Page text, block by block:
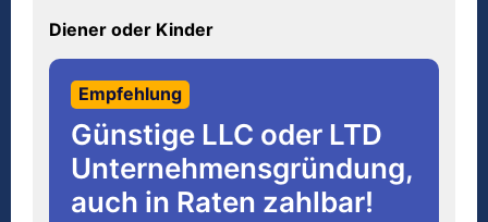
Diener oder Kinder
Empfehlung
Günstige LLC oder LTD
Unternehmensgründung,
auch in Raten zahlbar!